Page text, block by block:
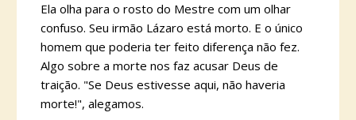
Ela olha para o rosto do Mestre com um olhar
confuso. Seu irmão Lázaro está morto. E o único
homem que poderia ter feito diferença não fez.
Algo sobre a morte nos faz acusar Deus de
traição. "Se Deus estivesse aqui, não haveria
morte!", alegamos.